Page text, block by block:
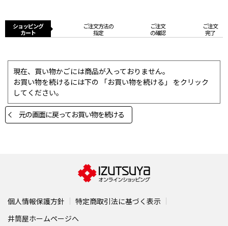
ショッピング
カート
ご注文方法の
指定
ご注文
の確認
ご注文
完了
現在、買い物かごには商品が入っておりません。
お買い物を続けるには下の 「お買い物を続ける」 をクリック
してください。
元の画面に戻ってお買い物を続ける
個人情報保護方針
特定商取引法に基づく表示
井筒屋ホームページへ